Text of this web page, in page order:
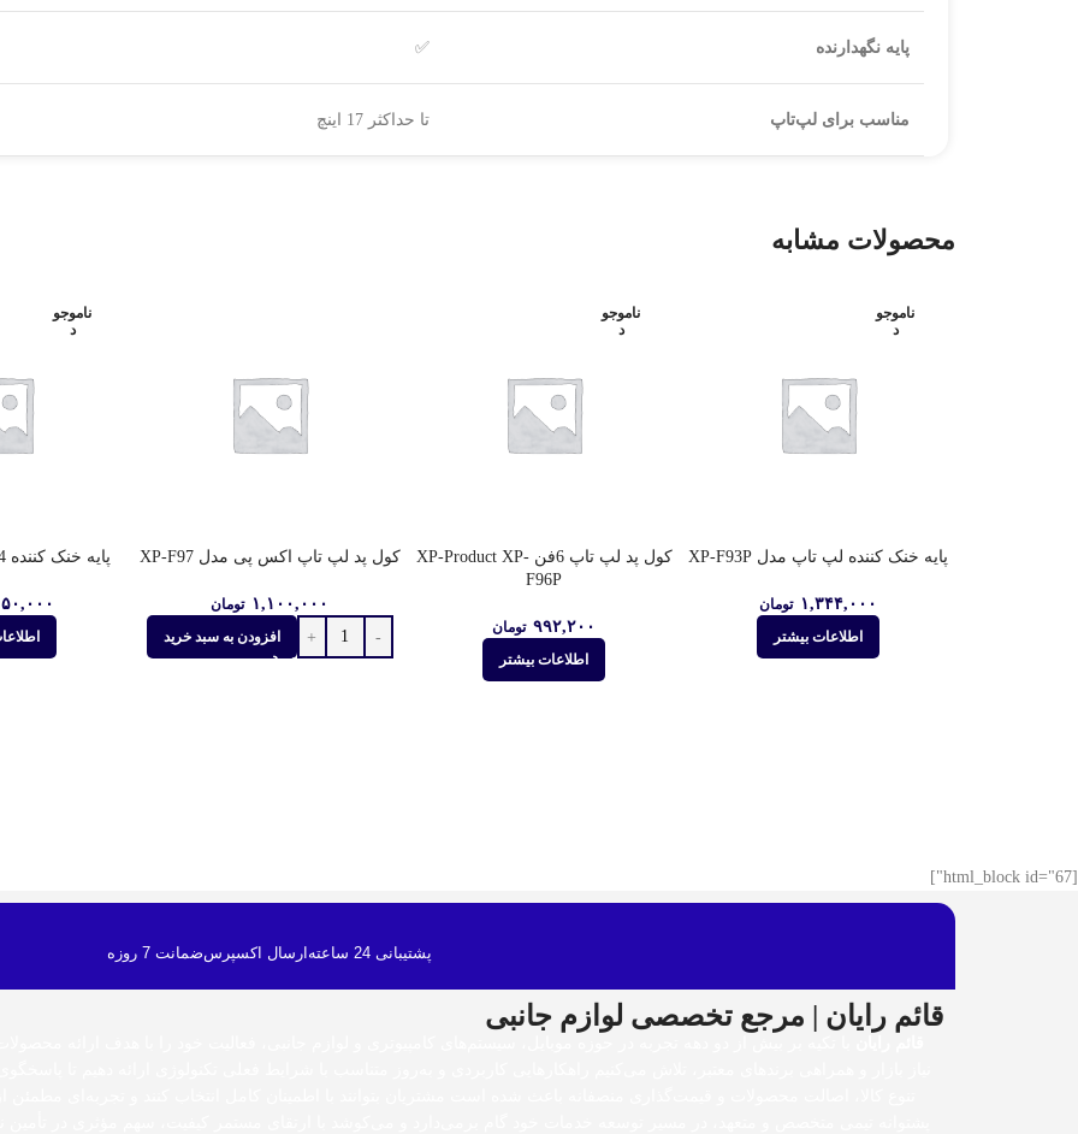
پایه نگهدارنده ✅
مناسب برای لپ‌تاپ تا حداکثر 17 اینچ
محصولات مشابه
ناموجو
د
پایه خنک کننده لپ تاپ مدل XP-F93P
۱,۳۴۴,۰۰۰ تومان
اطلاعات بیشتر
ناموجو
د
کول پد لپ تاپ 6فن XP-Product XP-
F96P
۹۹۲,۲۰۰ تومان
اطلاعات بیشتر
کول پد لپ تاپ اکس پی مدل XP-F97
۱,۱۰۰,۰۰۰ تومان
افزودن به سبد خرید
ناموجو
د
پایه خنک کننده 4 فن لپ تاپ X90
[html_block id="67"]
پشتیبانی 24 ساعته ارسال اکسپرسضمانت 7 روزه
قائم رایان | مرجع تخصصی لوازم جانبی